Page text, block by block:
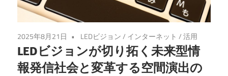
2025年8月21日 LEDビジョン/ インターネット /活用
LEDビジョンが切り拓く未来型情
報発信社会と変革する空間演出の